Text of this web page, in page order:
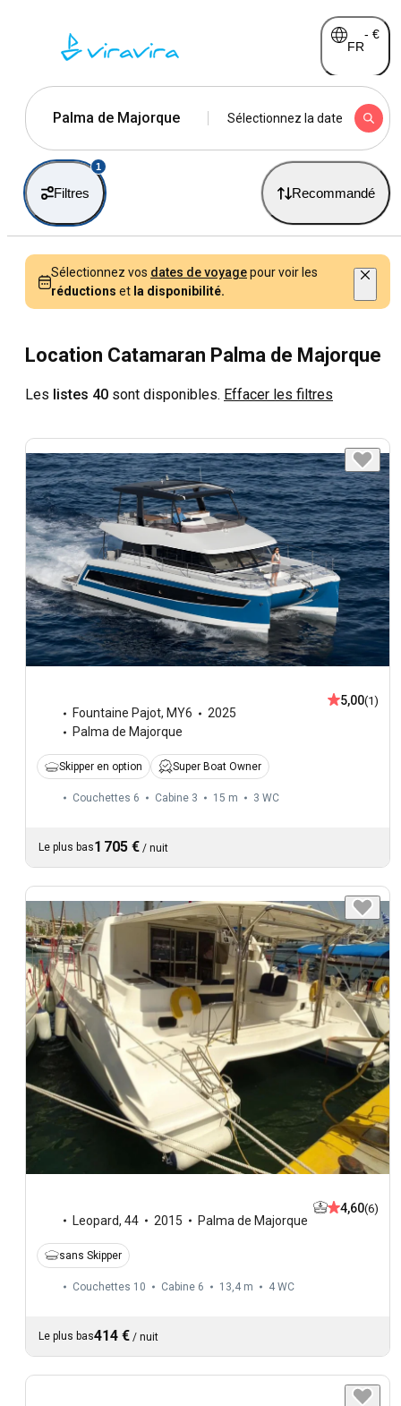
FR
- €
Palma de Majorque Sélectionnez la date
Filtres
1
Recommandé
Sélectionnez vos dates de voyagepour voir les
réductions et la disponibilité.
Location Catamaran Palma de Majorque
Les listes 40 sont disponibles. Effacer les filtres
Fountaine Pajot, MY6
2025
Palma de Majorque
5,00(1)
Skipper en option Super Boat Owner
Couchettes 6 Cabine 3 15 m 3 WC
Le plus bas1 705 € / nuit
Leopard, 44 2015 Palma de Majorque
4,60(6)
sans Skipper
Couchettes 10 Cabine 6 13,4 m 4 WC
Le plus bas414 € / nuit